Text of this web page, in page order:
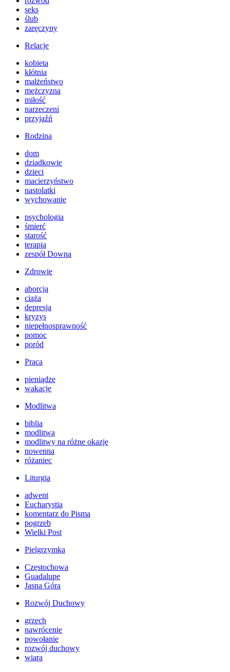
seks
ślub
zaręczyny
Relacje
kobieta
kłótnia
małżeństwo
mężczyzna
miłość
narzeczeni
przyjaźń
Rodzina
dom
dziadkowie
dzieci
macierzyństwo
nastolatki
wychowanie
psychologia
śmierć
starość
terapia
zespół Downa
Zdrowie
aborcja
ciąża
depresja
kryzys
niepełnosprawność
pomoc
poród
Praca
pieniądze
wakacje
Modlitwa
biblia
modlitwa
modlitwy na różne okazje
nowenna
różaniec
Liturgia
adwent
Eucharystia
komentarz do Pisma
pogrzeb
Wielki Post
Pielgrzymka
Częstochowa
Guadalupe
Jasna Góra
Rozwój Duchowy
grzech
nawrócenie
powołanie
rozwój duchowy
wiara